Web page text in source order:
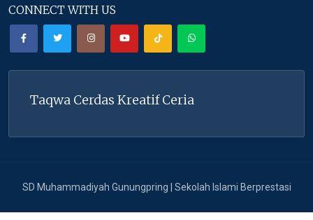
CONNECT WITH US
Taqwa Cerdas Kreatif Ceria
SD Muhammadiyah Gunungpring | Sekolah Islami Berprestasi